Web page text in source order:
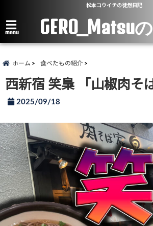
松本コウイチの徒然日記
menu GERO_Matsu
ホーム 食べたもの紹介
西新宿 笑梟 「山椒肉そ
2025/09/18